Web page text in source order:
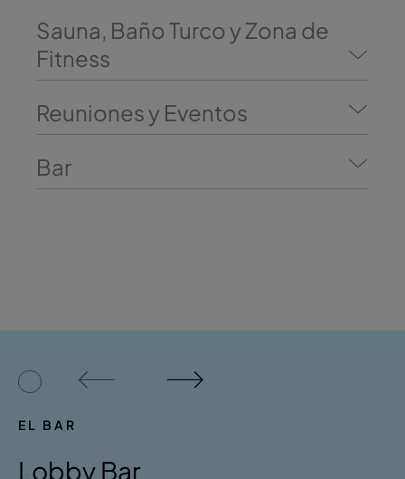
Sauna, Baño Turco y Zona de
Fitness
Reuniones y Eventos
Bar
EL BAR
Lobby Bar